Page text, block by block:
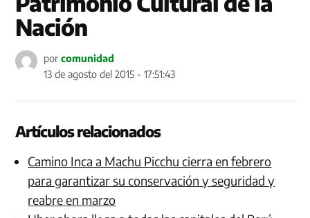
Nación
por comunidad
13 de agosto del 2015 - 17:51:43
Artículos relacionados
Camino Inca a Machu Picchu cierra en febrero
para garantizar su conservación y seguridad y
reabre en marzo